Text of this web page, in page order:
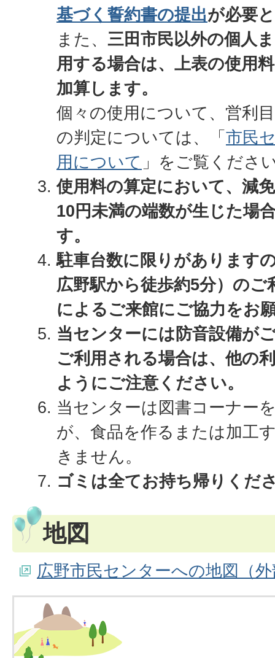
基づく誓約書の提出が必要
また、 三田市民以外の個人
用する場合は、上表の使用
加算します。
個々の使用について、営利
の判定については、「 市民
用について 」をご覧くださ
使用料の算定において、減
10円未満の端数が生じた場
す。
駐車台数に限りがあります
広野駅から徒歩約5分）の
によるご来館にご協力をお
当センターには防音設備が
ご利用される場合は、他の
ようにご注意ください。
当センターは図書コーナー
が、食品を作るまたは加工
きません。
ゴミは全てお持ち帰りくだ
地図
広野市民センターへの地図（